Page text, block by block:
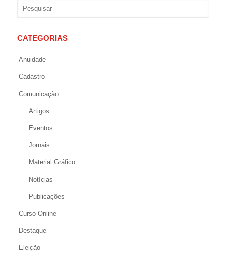
CATEGORIAS
Anuidade
Cadastro
Comunicação
Artigos
Eventos
Jornais
Material Gráfico
Notícias
Publicações
Curso Online
Destaque
Eleição